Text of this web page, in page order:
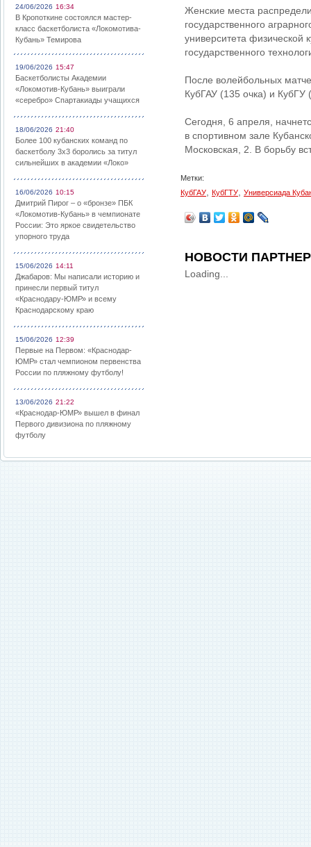
24/06/2026 16:34
В Кропоткине состоялся мастер-
класс баскетболиста «Локомотива-
Кубань» Темирова
19/06/2026 15:47
Баскетболисты Академии
«Локомотив-Кубань» выиграли
«серебро» Спартакиады учащихся
18/06/2026 21:40
Более 100 кубанских команд по
баскетболу 3х3 боролись за титул
сильнейших в академии «Локо»
16/06/2026 10:15
Дмитрий Пирог – о «бронзе» ПБК
«Локомотив-Кубань» в чемпионате
России: Это яркое свидетельство
упорного труда
15/06/2026 14:11
Джабаров: Мы написали историю и
принесли первый титул
«Краснодару-ЮМР» и всему
Краснодарскому краю
15/06/2026 12:39
Первые на Первом: «Краснодар-
ЮМР» стал чемпионом первенства
России по пляжному футболу!
13/06/2026 21:22
«Краснодар-ЮМР» вышел в финал
Первого дивизиона по пляжному
футболу
Женские места
государственного
университета физической
государственного
После волейбольных
КубГАУ (135 очка) и КубГУ
Сегодня, 6 апреля,
в спортивном зале
Московская, 2. В борьбу
Метки:
КубГАУ
КубГТУ Универсиада
НОВОСТИ
Loading...